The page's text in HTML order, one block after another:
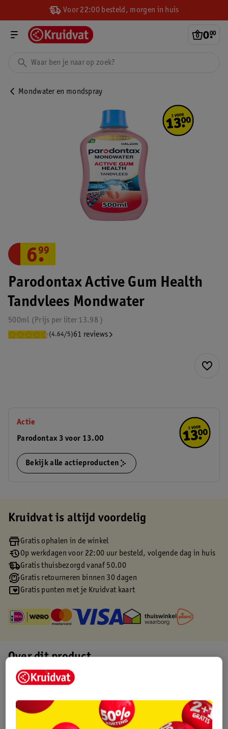
Voor 22:00 besteld, morgen in huis
0.
00
Mondwater en mondspray
Parodontax Active Gum Health
Tandvlees Mondwater
500ml 13.98
Prijs per liter
(4.64/5)61 reviews
6.
99
Actie
Parodontax 3 voor 13.00
Bekijk alle actieproducten
Kruidvat is altijd voordelig
Gratis ophalen in de winkel
Op werkdagen voor 22:00 uur besteld, volgende dag in huis
Gratis thuisbezorgd vanaf 50.00
Gratis retourneren binnen 30 dagen
Gratis punten met je Kruidvat kaart
Over dit product
Productinformatie
Etiketinformatie